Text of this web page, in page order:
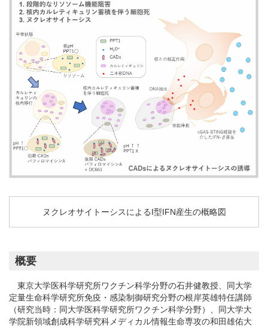
ヌクレオサイトーシスによるI型IFN産生の概略図
概要
東京大学医科学研究所ワクチン科学分野の石井健教授、同大学
定量生命科学研究所免疫・感染制御研究分野の根岸英雄特任講師
（研究当時：同大学医科学研究所ワクチン科学分野）、同大学大
学院新領域創成科学研究科メディカル情報生命専攻の和田雄佑大